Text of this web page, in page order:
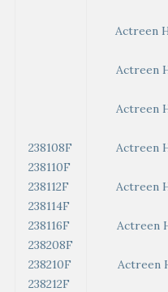
238108F
238110F
238112F
238114F
238116F
238208F
238210F
238212F
Actreen
Actreen
Actreen
Actreen
Actreen
Actreen
Actreen